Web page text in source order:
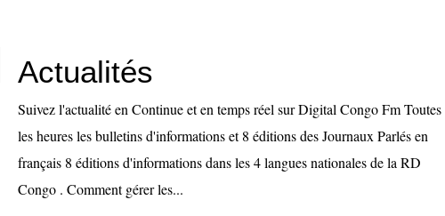
Actualités
Suivez l'actualité en Continue et en temps réel sur Digital Congo Fm Toutes
les heures les bulletins d'informations et 8 éditions des Journaux Parlés en
français 8 éditions d'informations dans les 4 langues nationales de la RD
Congo . Comment gérer les...